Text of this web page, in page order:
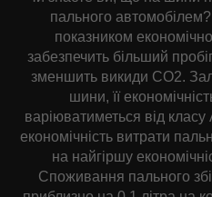
пального
показником
забезпечить більший
зменшить викиди CO2.
шини, її
варіюватиметься від
економічність витрати
на найгіршу
Споживання пального